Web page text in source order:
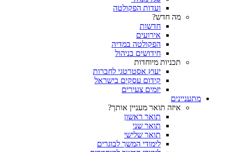
ועדות הפקולטה
מה חדש?
חדשות
אירועים
הפקולטה במדיה
חידושים בניהול
תכניות מיוחדות
יעוץ אסטרטגי לחברות
קידום עסקים בישראל
יזמים צעירים
מתעניינים
איזה תואר מעניין אותך?
תואר ראשון
תואר שני
תואר שלישי
לימודי המשך לבוגרים